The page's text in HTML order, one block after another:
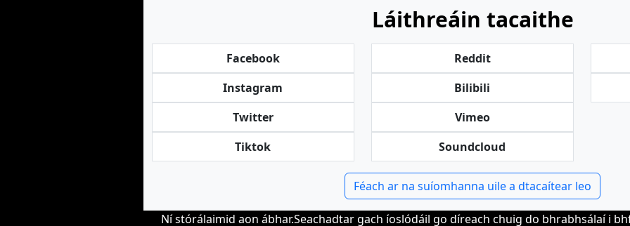
Láithreáin tacaithe
Facebook
Instagram
Twitter
Tiktok
Reddit
Bilibili
Vimeo
Soundcloud
Féach ar na suíomhanna uile a dtacaítear leo
Ní stórálaimid aon ábhar.Seachadtar gach íoslódáil go díreach chuig do bhrabhsálaí i